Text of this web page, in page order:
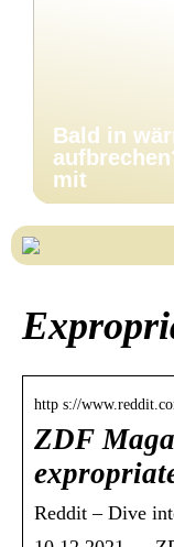
Bald in
mit
http s://
ZDF
Reddit – Dive